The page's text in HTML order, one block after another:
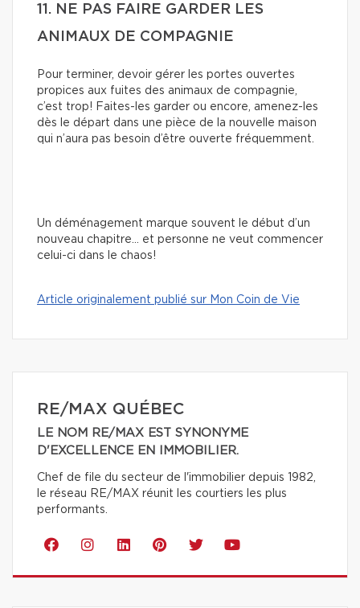
11. NE PAS FAIRE GARDER LES
ANIMAUX DE COMPAGNIE
Pour terminer, devoir gérer les portes ouvertes
propices aux fuites des animaux de compagnie,
c’est trop! Faites-les garder ou encore, amenez-les
dès le départ dans une pièce de la nouvelle maison
qui n’aura pas besoin d’être ouverte fréquemment.
Un déménagement marque souvent le début d’un
nouveau chapitre… et personne ne veut commencer
celui-ci dans le chaos!
Article originalement publié sur Mon Coin de Vie
RE/MAX QUÉBEC
LE NOM RE/MAX EST SYNONYME
D'EXCELLENCE EN IMMOBILIER.
Chef de file du secteur de l'immobilier depuis 1982,
le réseau RE/MAX réunit les courtiers les plus
performants.